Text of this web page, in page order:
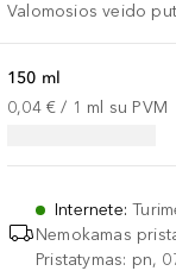
Valomosios veido
150 ml
0,04 € / 1 ml su PVM
Internete:
Nemokamas
Pristatymas: pn,